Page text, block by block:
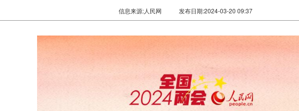
信息来源:人民网 发布日期:2024-03-20 09:37